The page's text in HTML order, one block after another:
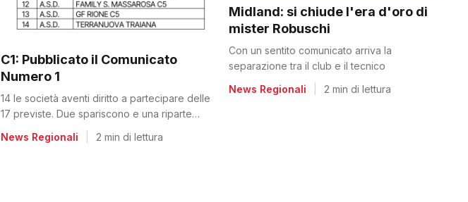
C1: Pubblicato il Comunicato
Numero 1
14 le società aventi diritto a partecipare delle
17 previste. Due spariscono e una riparte
News Regionali 2 min di lettura
Midland: si chiude l'era d'oro di
mister Robuschi
Con un sentito comunicato arriva la
separazione tra il club e il tecnico
News Regionali
2 min di lettura